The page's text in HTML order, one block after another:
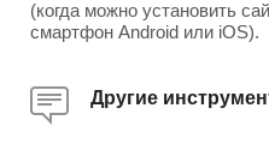
(когда можно установить
смартфон Android или iOS).
Другие